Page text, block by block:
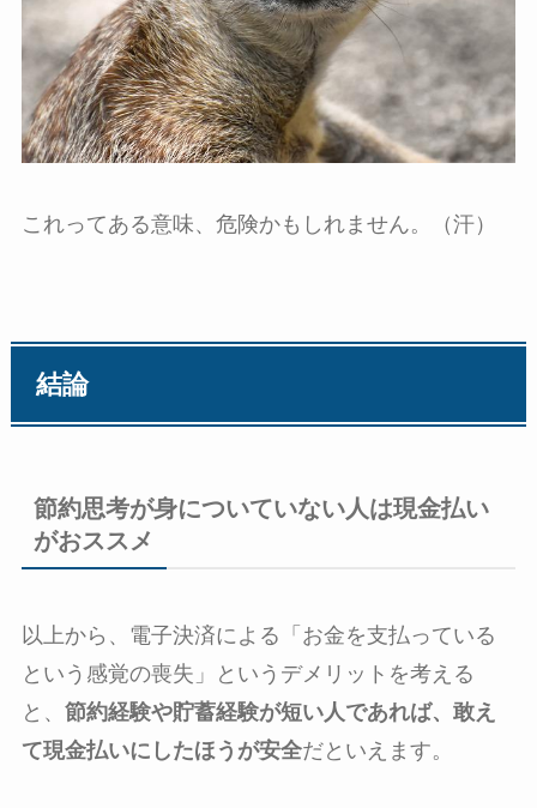
これってある意味、危険かもしれません。（汗）
結論
節約思考が身についていない人は現金払い
がおススメ
以上から、電子決済による「お金を支払っている
という感覚の喪失」というデメリットを考える
と、 節約経験や貯蓄経験が短い人であれば、敢え
て現金払いにしたほうが安全だといえます。